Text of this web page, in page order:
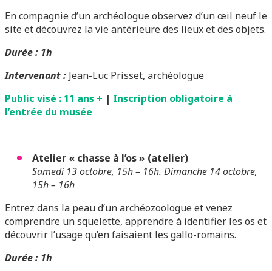
En compagnie d’un archéologue observez d’un œil neuf le
site et découvrez la vie antérieure des lieux et des objets.
Durée : 1h
Intervenant : Jean-Luc Prisset, archéologue
Public visé : 11 ans + | Inscription obligatoire à
l’entrée du musée
Atelier « chasse à l’os » (atelier)
Samedi 13 octobre, 15h – 16h. Dimanche 14 octobre,
15h – 16h
Entrez dans la peau d’un archéozoologue et venez
comprendre un squelette, apprendre à identifier les os et
découvrir l’usage qu’en faisaient les gallo-romains.
Durée : 1h